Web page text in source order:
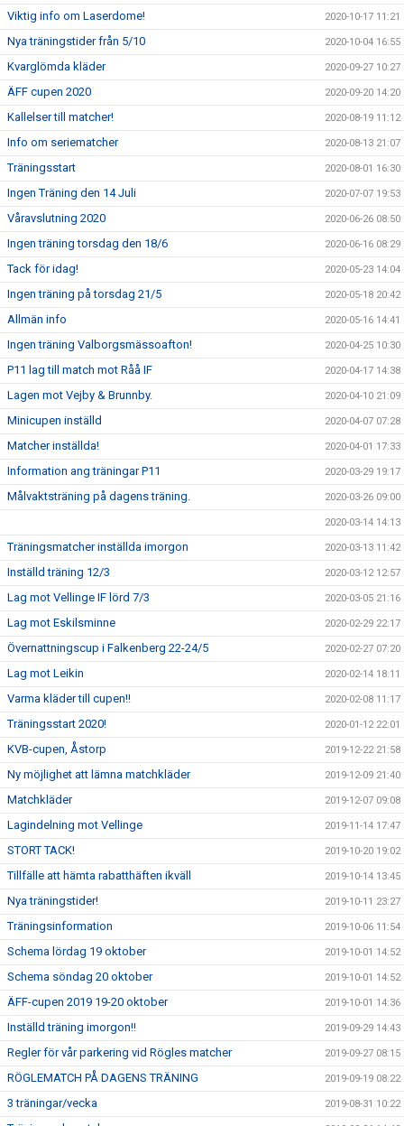
Viktig info om Laserdome! 2020-10-17 11:21
Nya träningstider från 5/10 2020-10-04 16:55
Kvarglömda kläder 2020-09-27 10:27
ÄFF cupen 2020 2020-09-20 14:20
Kallelser till matcher! 2020-08-19 11:12
Info om seriematcher 2020-08-13 21:07
Träningsstart 2020-08-01 16:30
Ingen Träning den 14 Juli 2020-07-07 19:53
Våravslutning 2020 2020-06-26 08:50
Ingen träning torsdag den 18/6 2020-06-16 08:29
Tack för idag! 2020-05-23 14:04
Ingen träning på torsdag 21/5 2020-05-18 20:42
Allmän info 2020-05-16 14:41
Ingen träning Valborgsmässoafton! 2020-04-25 10:30
P11 lag till match mot Råå IF 2020-04-17 14:38
Lagen mot Vejby & Brunnby. 2020-04-10 21:09
Minicupen inställd 2020-04-07 07:28
Matcher inställda! 2020-04-01 17:33
Information ang träningar P11 2020-03-29 19:17
Målvaktsträning på dagens träning. 2020-03-26 09:00
2020-03-14 14:13
Träningsmatcher inställda imorgon 2020-03-13 11:42
Inställd träning 12/3 2020-03-12 12:57
Lag mot Vellinge IF lörd 7/3 2020-03-05 21:16
Lag mot Eskilsminne 2020-02-29 22:17
Övernattningscup i Falkenberg 22-24/5 2020-02-27 07:20
Lag mot Leikin 2020-02-14 18:11
Varma kläder till cupen!! 2020-02-08 11:17
Träningsstart 2020! 2020-01-12 22:01
KVB-cupen, Åstorp 2019-12-22 21:58
Ny möjlighet att lämna matchkläder 2019-12-09 21:40
Matchkläder 2019-12-07 09:08
Lagindelning mot Vellinge 2019-11-14 17:47
STORT TACK! 2019-10-20 19:02
Tillfälle att hämta rabatthäften ikväll 2019-10-14 13:45
Nya träningstider! 2019-10-11 23:27
Träningsinformation 2019-10-06 11:54
Schema lördag 19 oktober 2019-10-01 14:52
Schema söndag 20 oktober 2019-10-01 14:52
ÄFF-cupen 2019 19-20 oktober 2019-10-01 14:36
Inställd träning imorgon!! 2019-09-29 14:43
Regler för vår parkering vid Rögles matcher 2019-09-27 08:15
RÖGLEMATCH PÅ DAGENS TRÄNING 2019-09-19 08:22
3 träningar/vecka 2019-08-31 10:22